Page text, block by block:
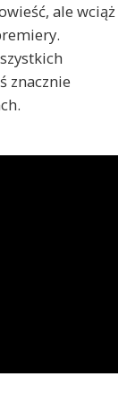
ale wciąż
znacznie